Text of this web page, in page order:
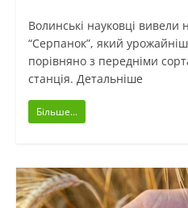
Волинські науковці
“Серпанок”, який
порівняно з передніми
станція. Детальніше
Більше...